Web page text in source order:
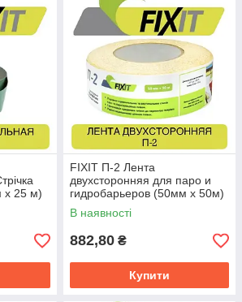
х 25 м)
FIXIT П-2 Лента
двухсторонняя для паро и
гидробарьеров (50мм х 50м)
В наявності
882,80 ₴
Купити